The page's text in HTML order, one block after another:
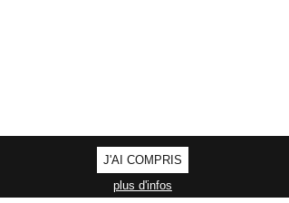
J'AI COMPRIS
plus d'infos